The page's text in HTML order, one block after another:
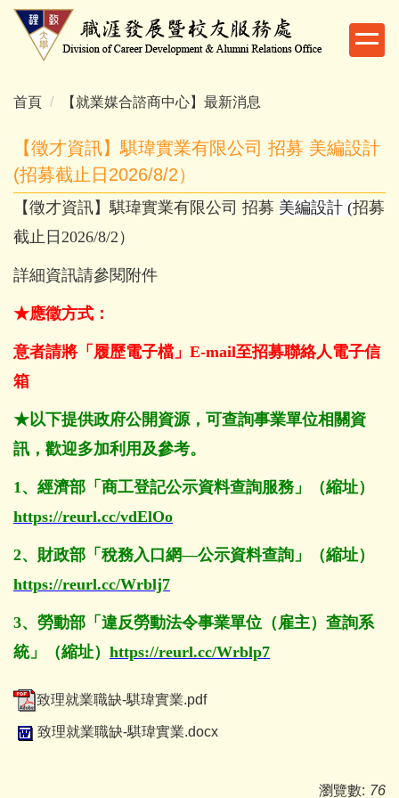
跳
內
首頁 【就業媒合諮商中心】最新消息
【徵才資訊】騏瑋實業有限公司 招募 美編設計
(招募截止日2026/8/2）
【徵才資訊】騏瑋實業有限公司 招募 美編設計 (招募
截止日2026/8/2）
詳細資訊請參閱附件
★應徵方式：
意者請將「履歷電子檔」 E-mail至招募聯絡人電子信
箱
★以下提供政府公開資源，可查詢事業單位相關資
訊，歡迎多加利用及參考。
1、經濟部「商工登記公示資料查詢服務」（縮址）
https://reurl.cc/vdElOo
2、財政部「稅務入口網—公示資料查詢」（縮址）
https://reurl.cc/Wrblj7
3、勞動部「違反勞動法令事業單位（雇主）查詢系
統」（縮址） https://reurl.cc/Wrblp7
致理就業職缺-騏瑋實業.pdf
致理就業職缺-騏瑋實業.docx
瀏覽數: 76